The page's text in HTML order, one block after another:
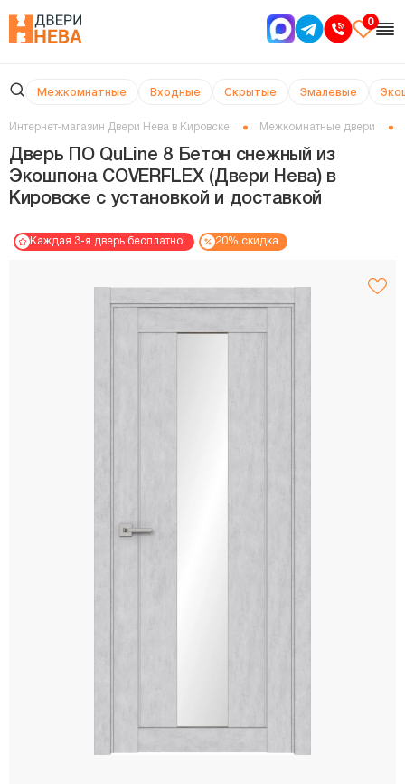
0
Межкомнатные Входные Скрытые Эмалевые
Интернет-магазин Двери Нева в Кировске Межкомнатные двери
Дверь ПО QuLine 8 Бетон снежный из
Экошпона COVERFLEX (Двери Нева) в
Кировске с установкой и доставкой
Каждая 3-я дверь бесплатно! 20% скидка